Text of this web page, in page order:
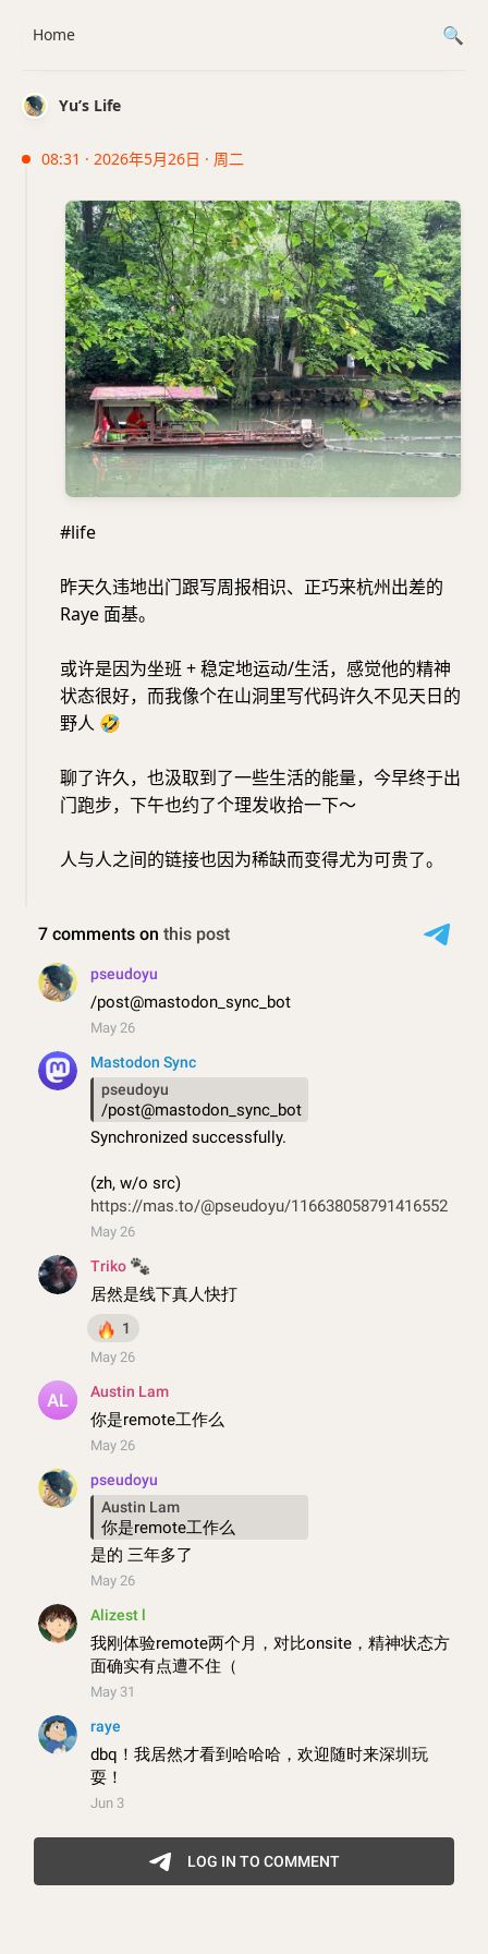
Yu’s Life
08:31 · 2026年5月26日 · 周二
#life
昨天久违地出门跟写周报相识、正巧来杭州出差的
Raye 面基。
或许是因为坐班 + 稳定地运动/生活，感觉他的精神
状态很好，而我像个在山洞里写代码许久不见天日的
野人 🤣
聊了许久，也汲取到了一些生活的能量，今早终于出
门跑步，下午也约了个理发收拾一下～
人与人之间的链接也因为稀缺而变得尤为可贵了。
Home